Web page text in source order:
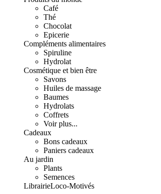
Café
Thé
Chocolat
Epicerie
Compléments alimentaires
Spiruline
Hydrolat
Cosmétique et bien être
Savons
Huiles de massage
Baumes
Hydrolats
Coffrets
Voir plus...
Cadeaux
Bons cadeaux
Paniers cadeaux
Au jardin
Plants
Semences
LibrairieLoco-Motivés